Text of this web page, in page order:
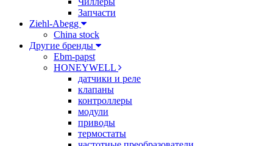
Запчасти
Ziehl-Abegg
China stock
Другие бренды
Ebm-papst
HONEYWELL
датчики и реле
клапаны
контроллеры
модули
приводы
термостаты